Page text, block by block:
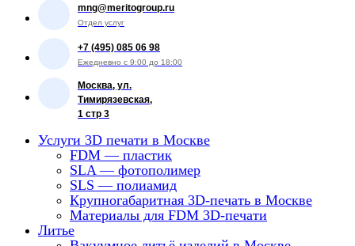
mng@meritogroup.ru
Отдел услуг
+7 (495) 085 06 98
Ежедневно с 9:00 до 18:00
Москва, ул.
Тимирязевская,
1 стр 3
Услуги 3D печати в Москве
FDM — пластик
SLA — фотополимер
SLS — полиамид
Крупногабаритная 3D-печать в Москве
Материалы для FDM 3D-печати
Литье